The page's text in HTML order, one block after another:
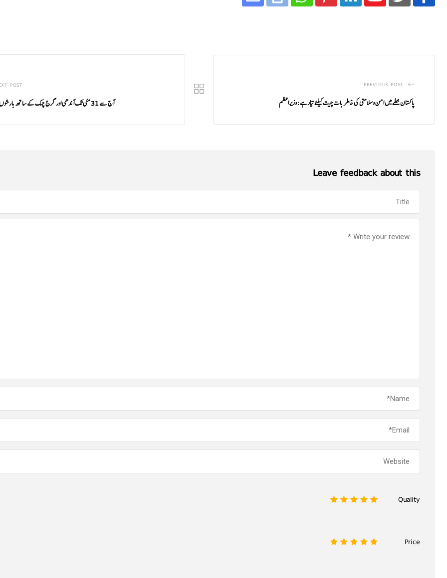
PREVIOUS POST
پاکستان خطے میں امن وسلامتی کی خاطر بات چیت کیلئے تیار ہے: وزیراعظم
POST
آج سے 31 مئی تک آندھی اور گرج چمک کے ساتھ بارشوں کا امکان
Leave feedback about this
Quality
5
4
3
2
Price
5
4
3
2